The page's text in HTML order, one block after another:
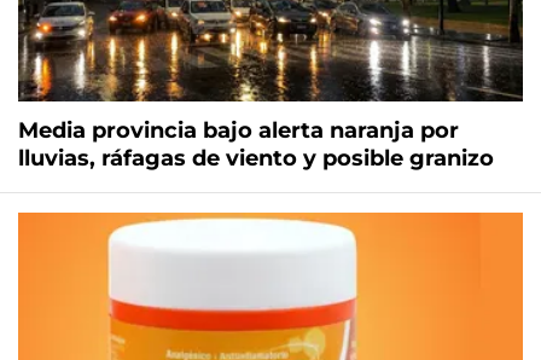
Media provincia bajo alerta naranja por
lluvias, ráfagas de viento y posible granizo